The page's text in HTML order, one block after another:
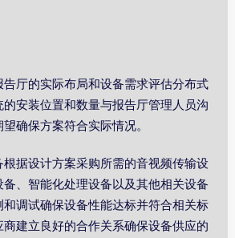
厅的实际布局和设备需求评估分布式
安装位置和数量与报告厅管理人员沟
确保方案符合实际情况。
据设计方案采购所需的音视频传输设
、智能化处理设备以及其他相关设备
调试确保设备性能达标并符合相关标
建立良好的合作关系确保设备供应的